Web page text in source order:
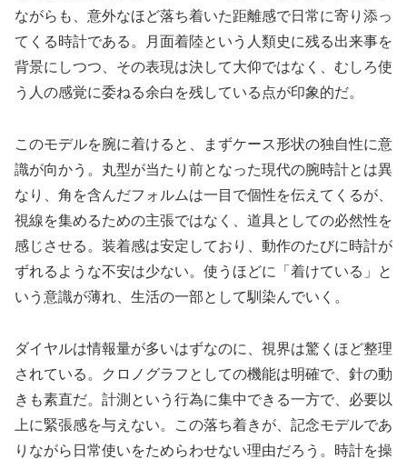
ながらも、意外なほど落ち着いた距離感で日常に寄り添っ
てくる時計である。月面着陸という人類史に残る出来事を
背景にしつつ、その表現は決して大仰ではなく、むしろ使
う人の感覚に委ねる余白を残している点が印象的だ。
このモデルを腕に着けると、まずケース形状の独自性に意
識が向かう。丸型が当たり前となった現代の腕時計とは異
なり、角を含んだフォルムは一目で個性を伝えてくるが、
視線を集めるための主張ではなく、道具としての必然性を
感じさせる。装着感は安定しており、動作のたびに時計が
ずれるような不安は少ない。使うほどに「着けている」と
いう意識が薄れ、生活の一部として馴染んでいく。
ダイヤルは情報量が多いはずなのに、視界は驚くほど整理
されている。クロノグラフとしての機能は明確で、針の動
きも素直だ。計測という行為に集中できる一方で、必要以
上に緊張感を与えない。この落ち着きが、記念モデルであ
りながら日常使いをためらわせない理由だろう。時計を操